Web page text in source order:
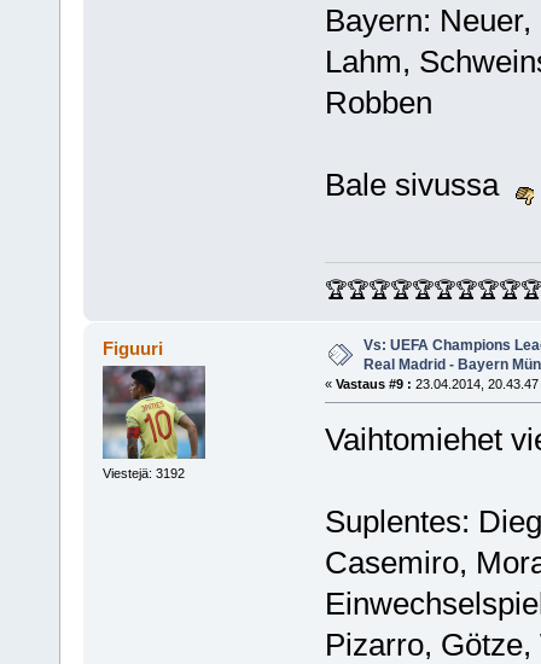
Bayern:
Lahm,
Robben
Bale sivussa
Figuuri
Viestejä: 3192
Vs: UEFA Champions
Real Madrid - Bayern
« Vastaus #9 : 23.04.2014, 20.43.47
Vaihtomiehet
Suplentes:
Casemiro,
Pizarro,